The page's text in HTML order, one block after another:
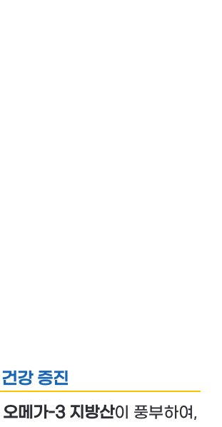
강 증진
오메가-3 지방산이 풍부하여,